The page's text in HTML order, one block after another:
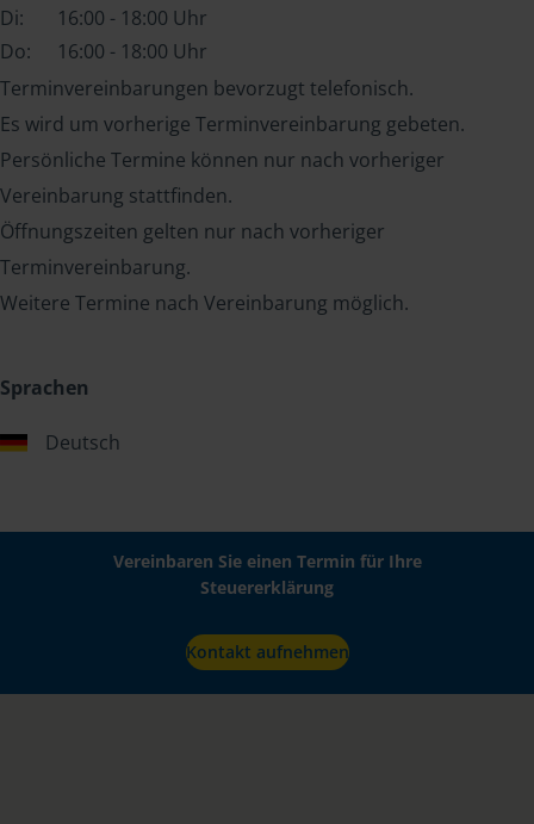
Di:
16:00 - 18:00 Uhr
Do:
16:00 - 18:00 Uhr
Terminvereinbarungen bevorzugt telefonisch.
Es wird um vorherige Terminvereinbarung gebeten.
Persönliche Termine können nur nach vorheriger
Vereinbarung stattfinden.
Öffnungszeiten gelten nur nach vorheriger
Terminvereinbarung.
Weitere Termine nach Vereinbarung möglich.
Sprachen
Deutsch
Vereinbaren Sie einen Termin für Ihre
Steuererklärung
Kontakt aufnehmen